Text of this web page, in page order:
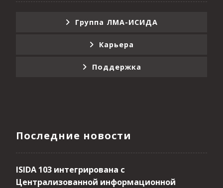
Группа ЛМА-ИСИДА
Карьера
Поддержка
Последние новости
ISIDA 103 интегрирована с
Централизованной информационной